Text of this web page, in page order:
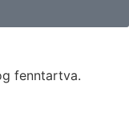
fenntartva.